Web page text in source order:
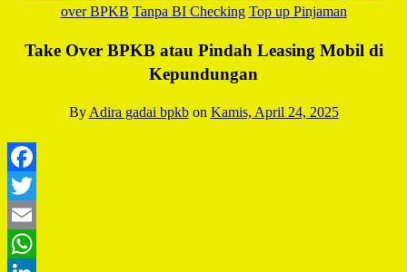
over BPKB Tanpa BI Checking Top up Pinjaman
Take Over BPKB atau Pindah Leasing Mobil di
Kepundungan
By Adira gadai bpkb on Kamis, April 24, 2025